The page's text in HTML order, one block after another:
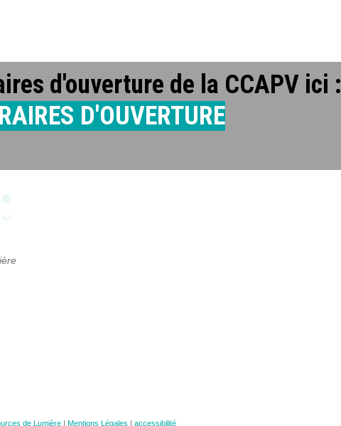
d'ouverture de la CCAPV ici :
D'OUVERTURE
de Lumière | Mentions Légales | accessibilité